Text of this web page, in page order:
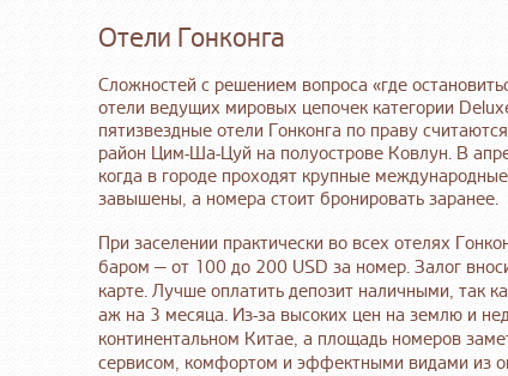
Отели Гонконга
Сложностей с решением вопроса «где
отели ведущих мировых цепочек категории
пятизвездные отели Гонконга по праву
район Цим-Ша-Цуй на полуострове Ковлун. В
когда в городе проходят крупные
завышены, а номера стоит бронировать заранее.
При заселении практически во всех отелях
баром — от 100 до 200 USD за номер. Залог
карте. Лучше оплатить депозит наличными, так
аж на 3 месяца. Из-за высоких цен на землю и
континентальном Китае, а площадь номеров
сервисом, комфортом и эффектными видами из